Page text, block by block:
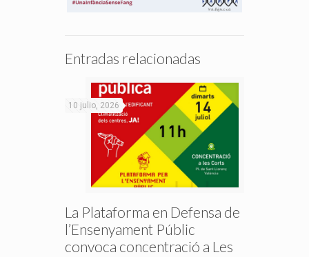
Entradas relacionadas
10 julio, 2026
La Plataforma en Defensa de
l’Ensenyament Públic
convoca concentració a Les